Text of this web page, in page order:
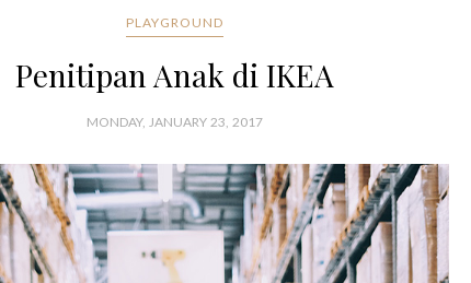
PLAYGROUND
Penitipan Anak di IKEA
MONDAY, JANUARY 23, 2017